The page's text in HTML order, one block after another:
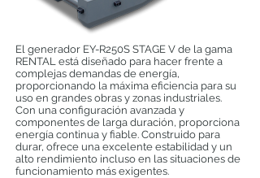
El generador EY-R250S STAGE V de la gama
RENTAL está diseñado para hacer frente a
complejas demandas de energía,
proporcionando la máxima eficiencia para su
uso en grandes obras y zonas industriales.
Con una configuración avanzada y
componentes de larga duración, proporciona
energía continua y fiable. Construido para
durar, ofrece una excelente estabilidad y un
alto rendimiento incluso en las situaciones de
funcionamiento más exigentes.